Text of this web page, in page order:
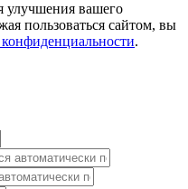
улучшения вашего
пользоваться сайтом, вы
.